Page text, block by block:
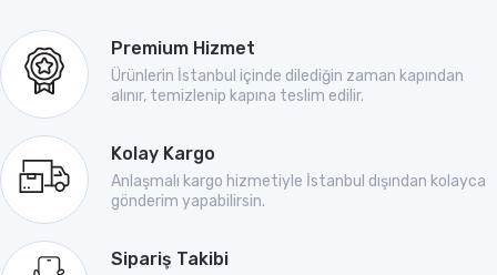
Premium Hizmet
Ürünlerin İstanbul içinde dilediğin zaman kapından
alınır, temizlenip kapına teslim edilir.
Kolay Kargo
Anlaşmalı kargo hizmetiyle İstanbul dışından kolayca
gönderim yapabilirsin.
Sipariş Takibi